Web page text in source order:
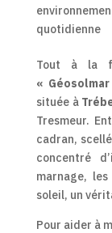
quotidienne
Tout à la
«
située à
Tresmeur.
cadran,
concentré
marnage,
soleil, un
Pour aider à